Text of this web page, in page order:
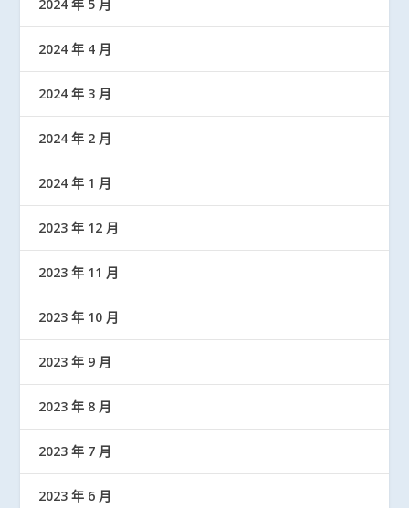
2024 年 5 月
2024 年 4 月
2024 年 3 月
2024 年 2 月
2024 年 1 月
2023 年 12 月
2023 年 11 月
2023 年 10 月
2023 年 9 月
2023 年 8 月
2023 年 7 月
2023 年 6 月